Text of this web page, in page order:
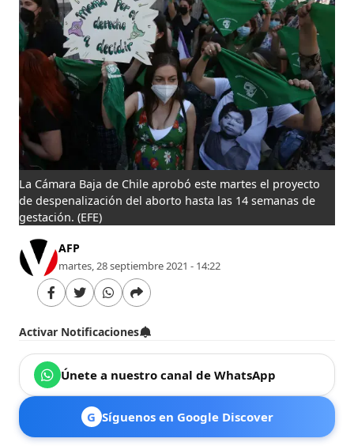
La Cámara Baja de Chile aprobó este martes el proyecto
de despenalización del aborto hasta las 14 semanas de
gestación. (EFE)
AFP
martes, 28 septiembre 2021 - 14:22
Activar Notificaciones
Únete a nuestro canal de WhatsApp
G Síguenos en Google Discover